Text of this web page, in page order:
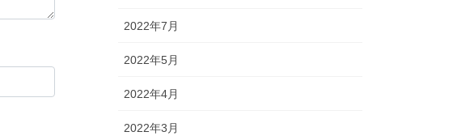
2022年7月
2022年5月
2022年4月
2022年3月